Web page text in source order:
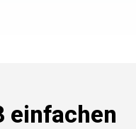
einfachen